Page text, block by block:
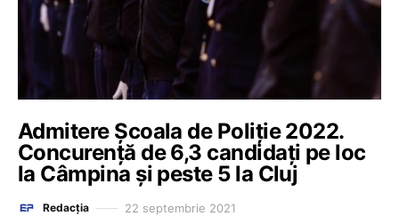
Admitere Școala de Poliție 2022.
Concurență de 6,3 candidați pe loc
la Câmpina și peste 5 la Cluj
Redacția 22 septembrie 2021